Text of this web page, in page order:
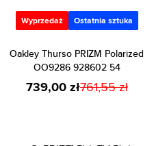
Wyprzedaż Ostatnia sztuka
Oakley Thurso PRIZM Polarized
OO9286 928602 54
739,00 zł761,55 zł